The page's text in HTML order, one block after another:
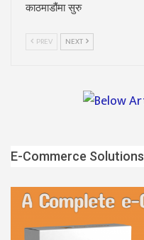
काठमाडौंमा सुरु
PREV NEXT
E-Commerce Solutions